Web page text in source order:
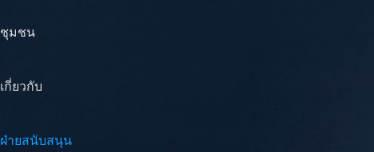
ชุมชน
เกี่ยวกับ
ฝ่ายสนับสนุน